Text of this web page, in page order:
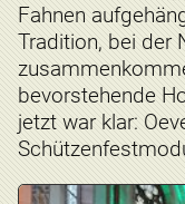
Fahnen
Tradition, bei der
bevorstehende
jetzt war klar: